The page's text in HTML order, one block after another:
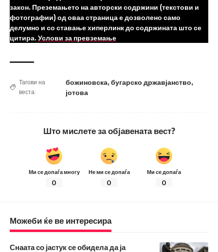
закон. Преземањето на авторски содржини (текстови и
фотографии) од оваа страница е дозволено само
делумно и со ставање хиперлинк до содржината што се
цитира. Услови за превземање
Тагови на
веста:
божиновска, бугарско државјанство,
јотова
Што мислете за објавената вест?
Ми се допаѓа многу
0
Не ми се допаѓа
0
Ми се допаѓа
0
Можеби ќе ве интересира
Снаата со јастук се обидела да ја